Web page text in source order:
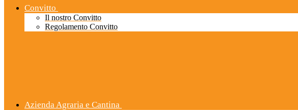
Convitto
Il nostro Convitto
Regolamento Convitto
Azienda Agraria e Cantina